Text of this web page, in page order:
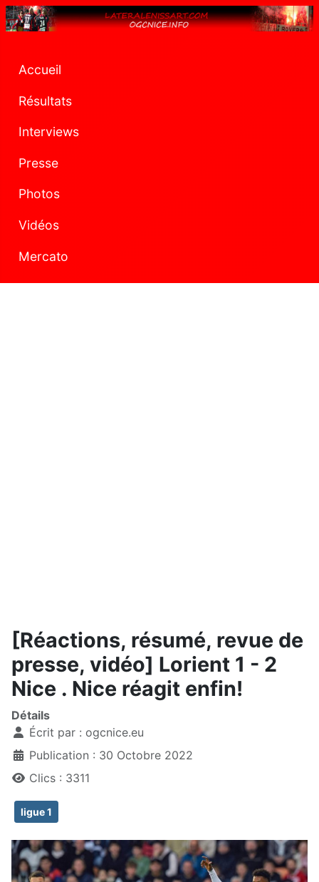
Accueil
Résultats
Interviews
Presse
Photos
Vidéos
Mercato
[Réactions, résumé, revue de
presse, vidéo] Lorient 1 - 2
Nice . Nice réagit enfin!
Détails
Écrit par : ogcnice.eu
Publication : 30 Octobre 2022
Clics : 3311
ligue 1